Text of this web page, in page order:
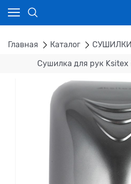
Главная Каталог
Сушилка для рук Ksitex